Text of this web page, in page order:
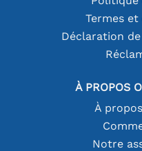
Termes
Déclaration
À PROPOS
À
Notre